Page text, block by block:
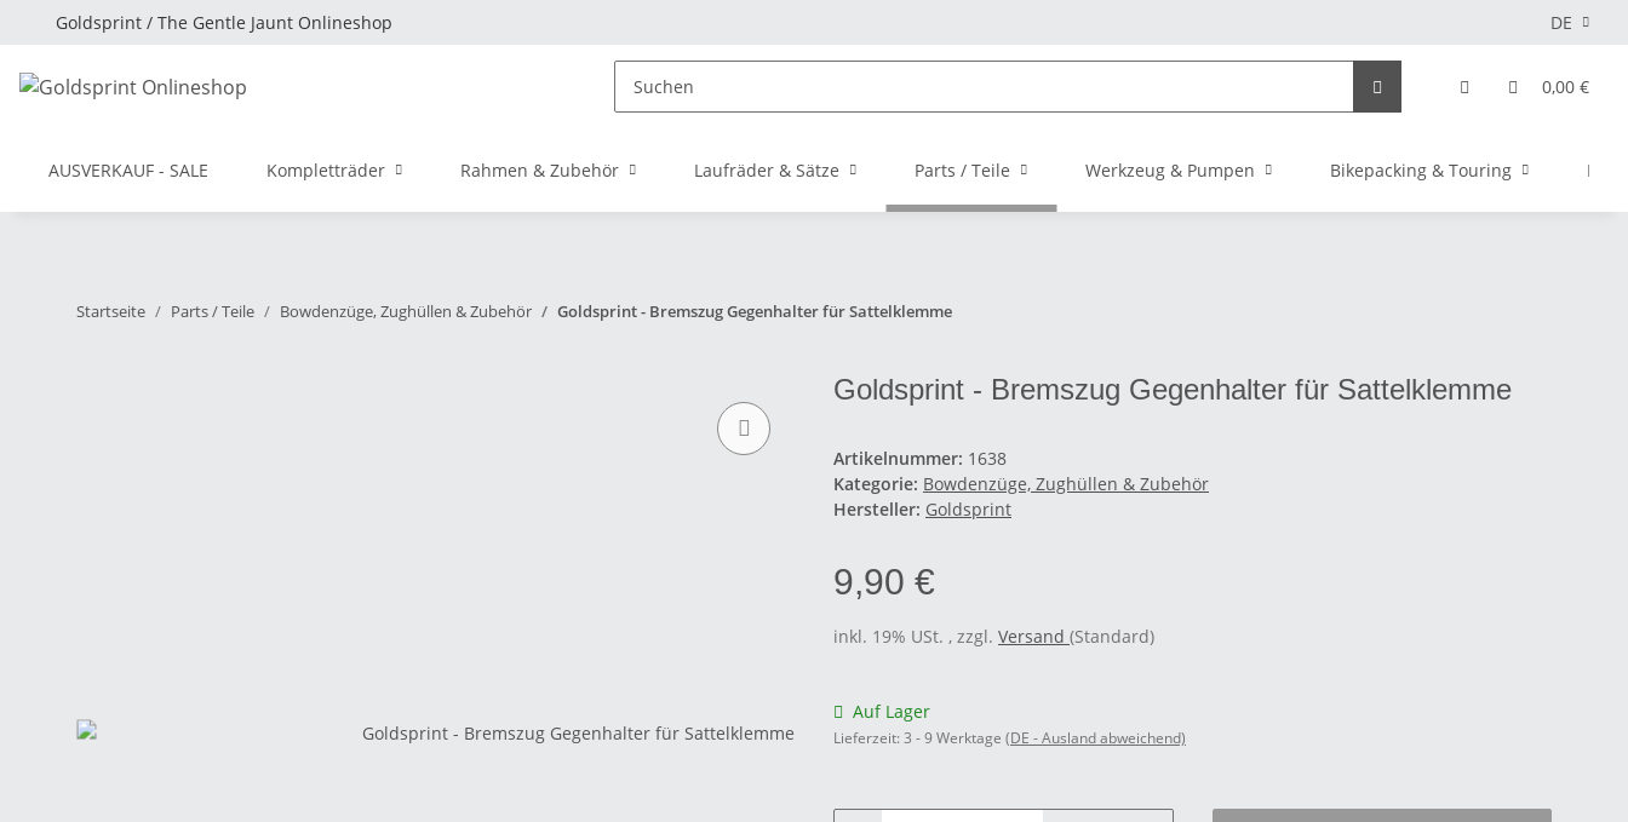
DE
Goldsprint / The Gentle Jaunt Onlineshop
0,00 €
AUSVERKAUF - SALE Kompletträder Rahmen & Zubehör Laufräder & Sätze Parts / Teile Werkzeug & Pumpen Bikepacking & Touring
Startseite Parts / Teile Bowdenzüge, Zughüllen & Zubehör Goldsprint - Bremszug Gegenhalter für Sattelklemme
Goldsprint - Bremszug Gegenhalter für Sattelklemme
Artikelnummer: 1638
Kategorie: Bowdenzüge, Zughüllen & Zubehör
Hersteller: Goldsprint
9,90 €
inkl. 19% USt. , zzgl. Versand (Standard)
Auf Lager
Lieferzeit: 3 - 9 Werktage (DE - Ausland abweichend)